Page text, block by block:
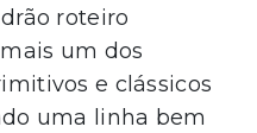
roteiro
um dos
e clássicos
uma linha bem